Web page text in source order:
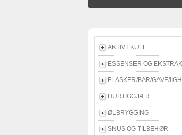
AKTIVT KULL
ESSENSER OG
FLASKER/BAR/GAVE/
HURTIGGJÆR
ØLBRYGGING
SNUS OG TILBEHØR